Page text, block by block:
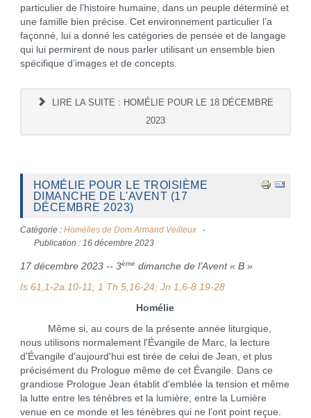
particulier de l’histoire humaine, dans un peuple déterminé et
une famille bien précise. Cet environnement particulier l’a
façonné, lui a donné les catégories de pensée et de langage
qui lui permirent de nous parler utilisant un ensemble bien
spécifique d’images et de concepts.
LIRE LA SUITE : HOMÉLIE POUR LE 18 DÉCEMBRE
2023
HOMÉLIE POUR LE TROISIÈME
DIMANCHE DE L'AVENT (17
DÉCEMBRE 2023)
Catégorie : Homélies de Dom Armand Veilleux
Publication : 16 décembre 2023
17 décembre 2023 -- 3ème dimanche de l’Avent « B »
Is 61,1-2a.10-11; 1 Th 5,16-24; Jn 1,6-8.19-28
Homélie
Même si, au cours de la présente année liturgique,
nous utilisons normalement l'Évangile de Marc, la lecture
d'Évangile d'aujourd'hui est tirée de celui de Jean, et plus
précisément du Prologue même de cet Évangile. Dans ce
grandiose Prologue Jean établit d'emblée la tension et même
la lutte entre les ténèbres et la lumière; entre la Lumière
venue en ce monde et les ténèbres qui ne l'ont point reçue.